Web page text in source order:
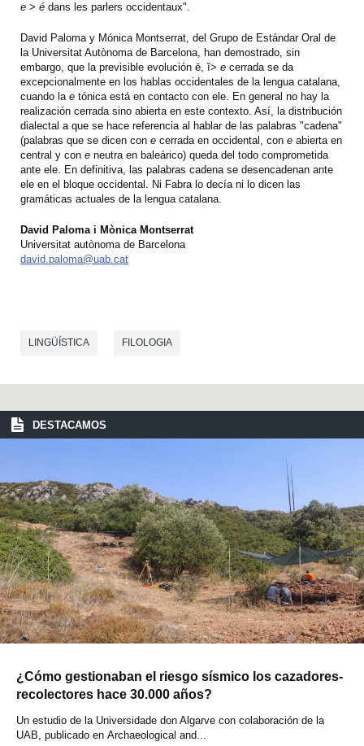
e > é dans les parlers occidentaux".
David Paloma y Mónica Montserrat, del Grupo de Estándar Oral de
la Universitat Autònoma de Barcelona, han demostrado, sin
embargo, que la previsible evolución ē, ĭ> e cerrada se da
excepcionalmente en los hablas occidentales de la lengua catalana,
cuando la e tónica está en contacto con ele. En general no hay la
realización cerrada sino abierta en este contexto. Así, la distribución
dialectal a que se hace referencia al hablar de las palabras "cadena"
(palabras que se dicen con e cerrada en occidental, con e abierta en
central y con e neutra en baleárico) queda del todo comprometida
ante ele. En definitiva, las palabras cadena se desencadenan ante
ele en el bloque occidental. Ni Fabra lo decía ni lo dicen las
gramáticas actuales de la lengua catalana.
David Paloma i Mònica Montserrat
Universitat autònoma de Barcelona
david.paloma@uab.cat
LINGÜÍSTICA FILOLOGIA
DESTACAMOS
¿Cómo gestionaban el riesgo sísmico los cazadores-
recolectores hace 30.000 años?
Un estudio de la Universidade don Algarve con colaboración de la
UAB, publicado en Archaeological and...